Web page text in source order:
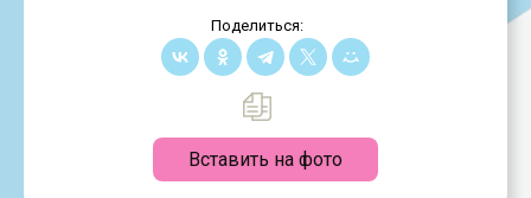
Поделиться:
Вставить на фото